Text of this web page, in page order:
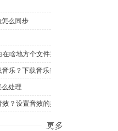
么同步
啥地方个文件夹
乐？下载音乐的办法
处理
？设置音效的办法